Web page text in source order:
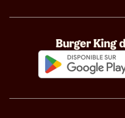
Burger King